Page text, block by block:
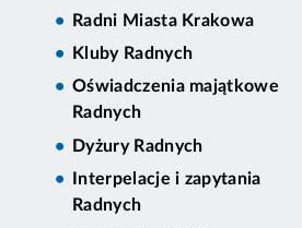
Radni Miasta Krakowa
Kluby Radnych
Oświadczenia majątkowe
Radnych
Dyżury Radnych
Interpelacje i zapytania
Radnych